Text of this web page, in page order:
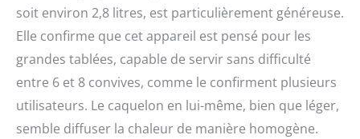
soit environ 2,8 litres, est particulièrement généreuse.
Elle confirme que cet appareil est pensé pour les
grandes tablées, capable de servir sans difficulté
entre 6 et 8 convives, comme le confirment plusieurs
utilisateurs. Le caquelon en lui-même, bien que léger,
semble diffuser la chaleur de manière homogène.